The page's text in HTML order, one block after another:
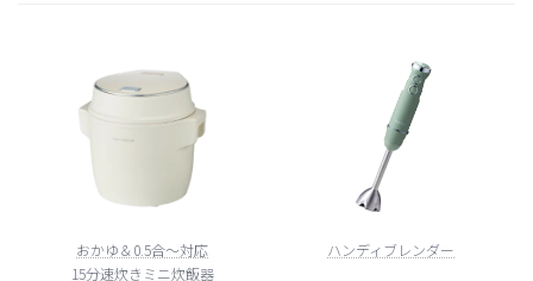
おかゆ＆0.5合～対応
15分速炊き ミニ炊飯器
ハンディブレンダー